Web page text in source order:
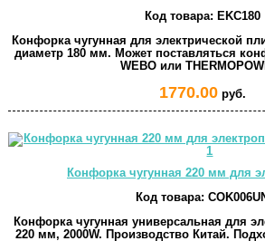
Код товара: EKC180
Конфорка чугунная для электрической
диаметр 180 мм. Может поставляться
WEBO или
1770.00руб.
Конфорка чугунная 220 мм для
Код товара:
Конфорка чугунная универсальная для
220 мм, 2000W. Производство Китай.